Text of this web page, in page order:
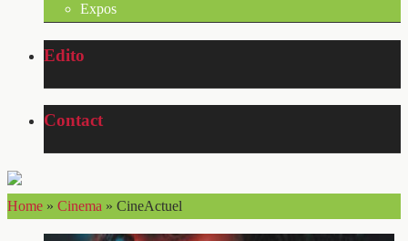
Expos
Edito
Contact
Home » Cinema » CineActuel